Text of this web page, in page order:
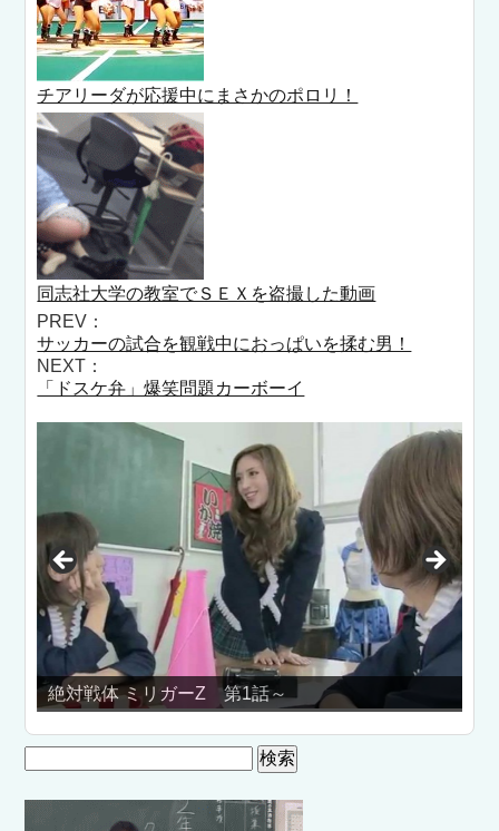
チアリーダが応援中にまさかのポロリ！
同志社大学の教室でＳＥＸを盗撮した動画
PREV：
サッカーの試合を観戦中におっぱいを揉む男！
NEXT：
「ドスケ弁」爆笑問題カーボーイ
体 ミリガーZ 第1話～ 全裸で豚と一
索: